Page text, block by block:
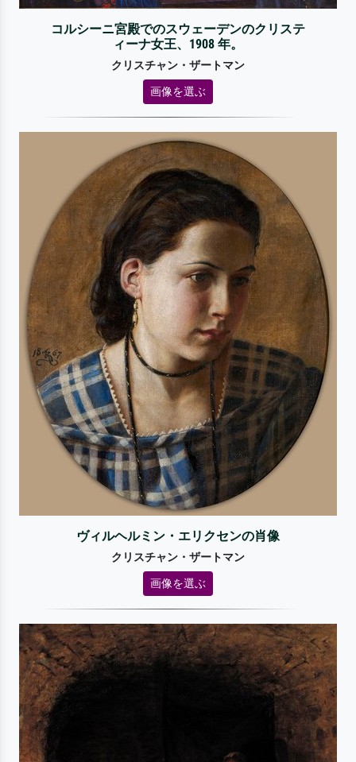
コルシーニ宮殿でのスウェーデンのクリステ
ィーナ女王、1908 年。
クリスチャン・ザートマン
画像を選ぶ
ヴィルヘルミン・エリクセンの肖像
クリスチャン・ザートマン
画像を選ぶ